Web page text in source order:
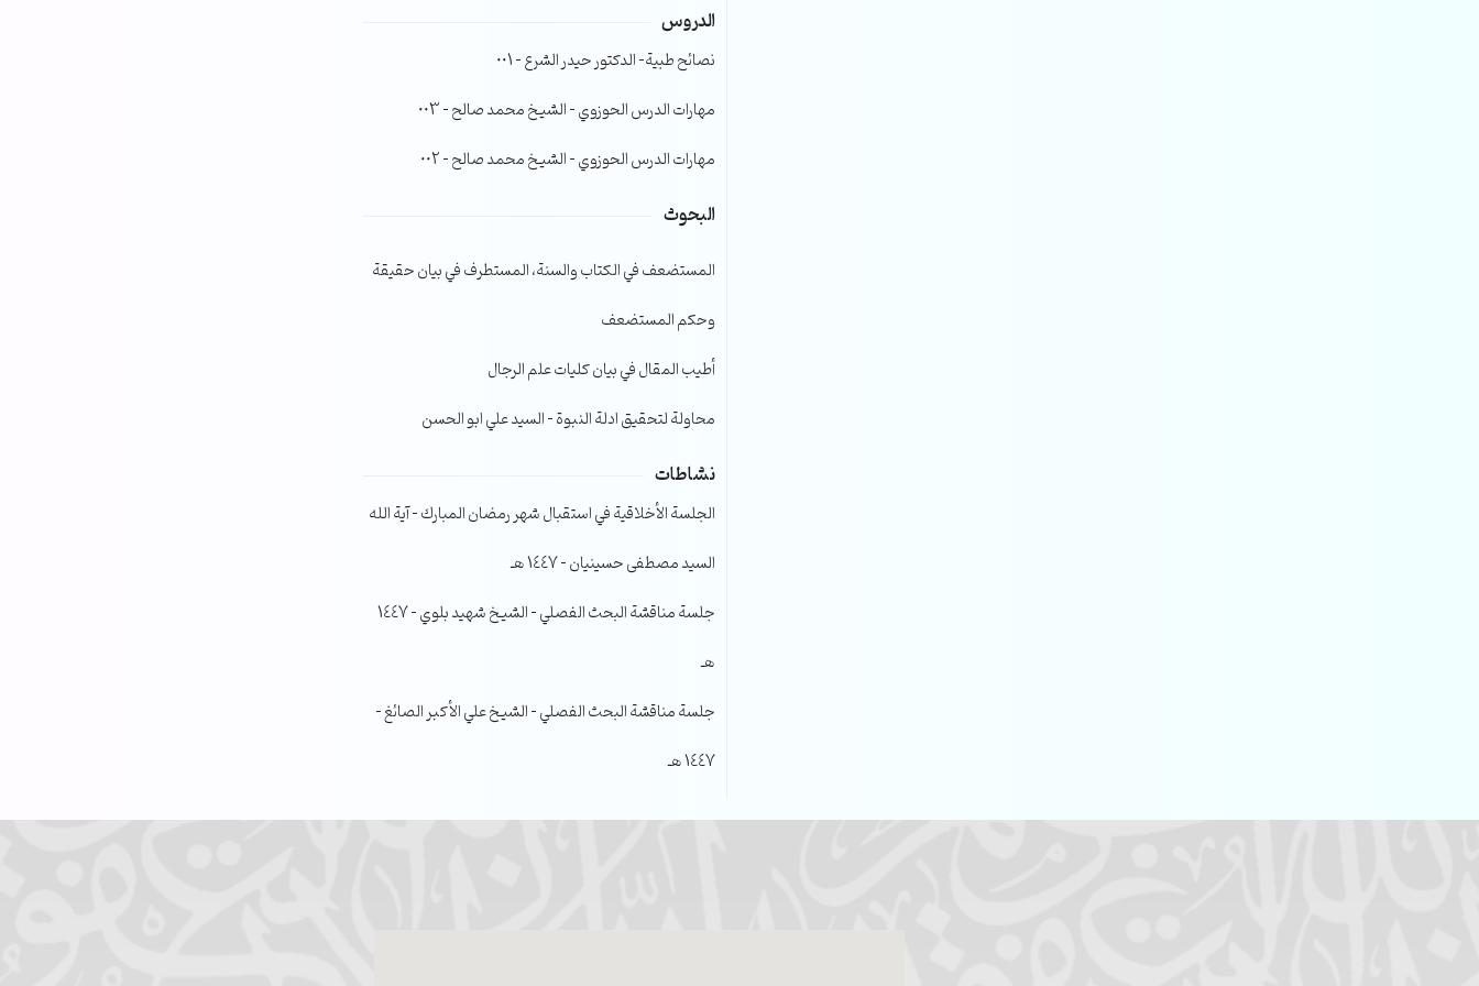
الصوت.الدروس
نصائح طبية- الدكتور حيدر الشرع – 001
مهارات الدرس الحوزوي – الشيخ محمد صالح – 003
مهارات الدرس الحوزوي – الشيخ محمد صالح – 002
البحوث
المستضعف في الكتاب والسنة، المستطرف في بيان حقيقة
وحكم المستضعف
أطيب المقال في بيان كليات علم الرجال
محاولة لتحقيق ادلة النبوة – السيد علي ابو الحسن
نشاطات
الجلسة الأخلاقية في استقبال شهر رمضان المبارك – آية الله
السيد مصطفى حسينيان – 1447 هـ
جلسة مناقشة البحث الفصلي – الشيخ شهيد بلوي – 1447
هـ
جلسة مناقشة البحث الفصلي – الشيخ علي الأكبر الصائغ –
1447 هـ